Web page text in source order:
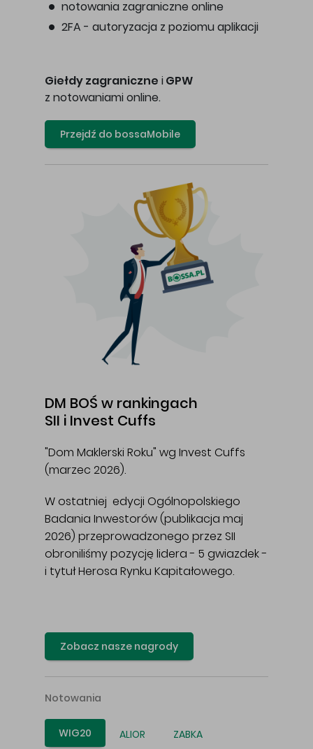
notowania zagraniczne online
2FA - autoryzacja z poziomu aplikacji
Giełdy zagraniczne i GPW
z notowaniami online.
Przejdź do bossaMobile
DM BOŚ w rankingach
SII i Invest Cuffs
"Dom Maklerski Roku" wg Invest Cuffs
(marzec 2026).
W ostatniej edycji Ogólnopolskiego
Badania Inwestorów (publikacja maj
2026) przeprowadzonego przez SII
obroniliśmy pozycję lidera - 5 gwiazdek -
i tytuł Herosa Rynku Kapitałowego.
Zobacz nasze nagrody
Notowania
WIG20 ALIOR ZABKA